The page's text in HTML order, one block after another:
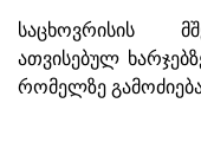
საცხოვრისის
ათვისებულ
რომელზე